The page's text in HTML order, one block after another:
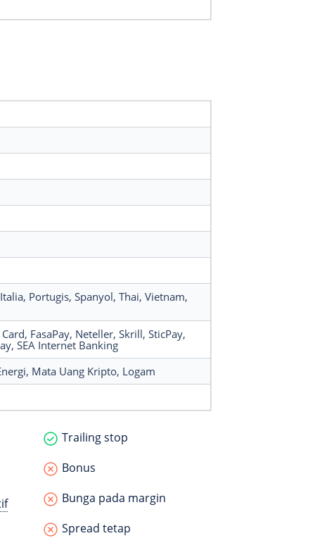
, Portugis, Spanyol, Thai, Vietnam,
, FasaPay, Neteller, Skrill, SticPay,
, SEA Internet Banking
, Mata Uang Kripto, Logam
Trailing stop
Bonus
Bunga pada margin
Spread tetap